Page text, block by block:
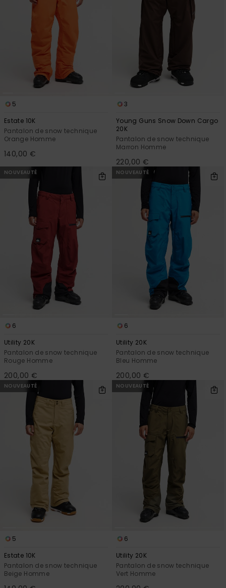
5
Estate 10K
Pantalon de snow technique
Orange Homme
140,00 €
3
Young Guns Snow Down Cargo
20K
Pantalon de snow technique
Marron Homme
220,00 €
NOUVEAUTÉ
6
Utility 20K
Pantalon de snow technique
Rouge Homme
200,00 €
NOUVEAUTÉ
6
Utility 20K
Pantalon de snow technique
Bleu Homme
200,00 €
NOUVEAUTÉ
5
Estate 10K
Pantalon de snow technique
Beige Homme
NOUVEAUTÉ
6
Utility 20K
Pantalon de snow technique
Vert Homme